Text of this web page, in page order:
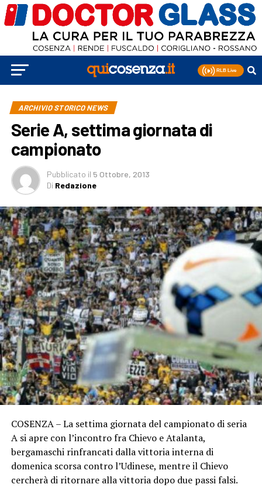
ARCHIVIO STORICO NEWS
Serie A, settima giornata di
campionato
Pubblicato il 5 Ottobre, 2013
Di Redazione
COSENZA – La settima giornata del campionato di seria
A si apre con l’incontro fra Chievo e Atalanta,
bergamaschi rinfrancati dalla vittoria interna di
domenica scorsa contro l’Udinese, mentre il Chievo
cercherà di ritornare alla vittoria dopo due passi falsi.